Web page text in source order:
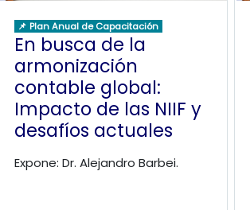
📌 Plan Anual de Capacitación
En busca de la
armonización
contable global:
Impacto de las NIIF y
desafíos actuales
Expone: Dr. Alejandro Barbei.